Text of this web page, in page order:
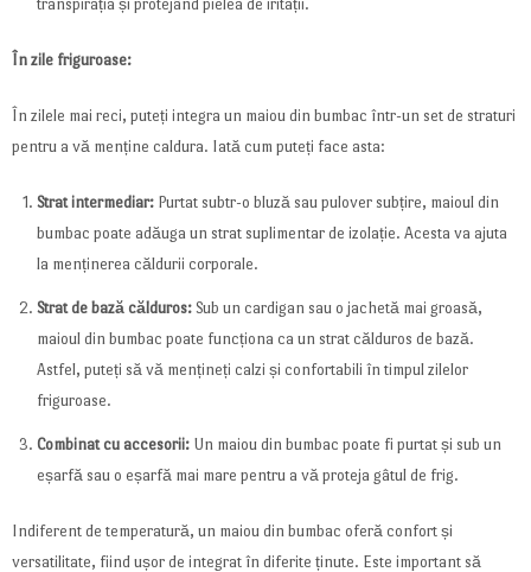
transpirația și protejând pielea de iritații.
În zile friguroase:
În zilele mai reci, puteți integra un maiou din bumbac într-un set de straturi
pentru a vă menține caldura. Iată cum puteți face asta:
Strat intermediar: Purtat subtr-o bluză sau pulover subțire, maioul din
bumbac poate adăuga un strat suplimentar de izolație. Acesta va ajuta
la menținerea căldurii corporale.
Strat de bază călduros: Sub un cardigan sau o jachetă mai groasă,
maioul din bumbac poate funcționa ca un strat călduros de bază.
Astfel, puteți să vă mențineți calzi și confortabili în timpul zilelor
friguroase.
Combinat cu accesorii: Un maiou din bumbac poate fi purtat și sub un
eșarfă sau o eșarfă mai mare pentru a vă proteja gâtul de frig.
Indiferent de temperatură, un maiou din bumbac oferă confort și
versatilitate, fiind ușor de integrat în diferite ținute. Este important să